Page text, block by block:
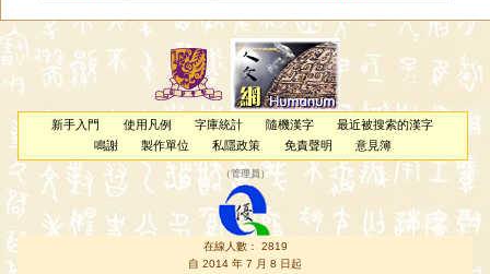
新手入門 使用凡例 字庫統計 隨機漢字
最近被搜索的漢字
鳴謝
製作單位 私隱政策 免責聲明 意見簿
（管理員 ）
在線人數： 2819
自 2014 年 7 月 8 日起